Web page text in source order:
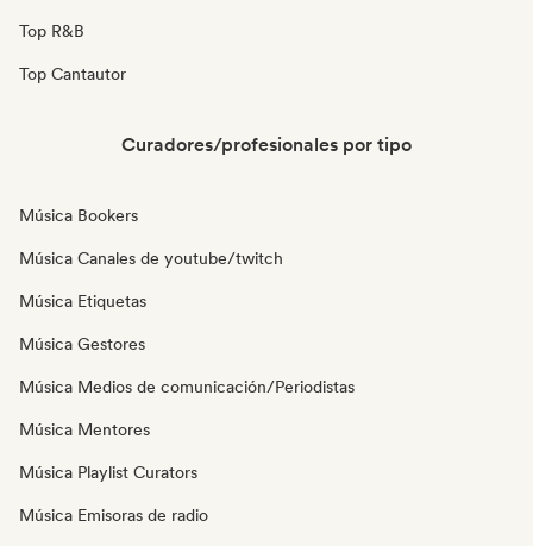
Top R&B
Top Cantautor
Curadores/profesionales por tipo
Música Bookers
Música Canales de youtube/twitch
Música Etiquetas
Música Gestores
Música Medios de comunicación/Periodistas
Música Mentores
Música Playlist Curators
Música Emisoras de radio